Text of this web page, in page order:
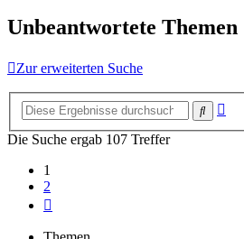
Unbeantwortete Themen
Zur erweiterten Suche
Suche
Die Suche ergab 107 Treffer
1
2